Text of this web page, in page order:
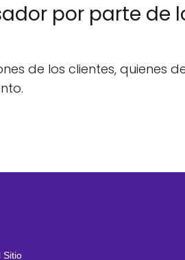
por parte de
de los clientes, quienes
Sitio